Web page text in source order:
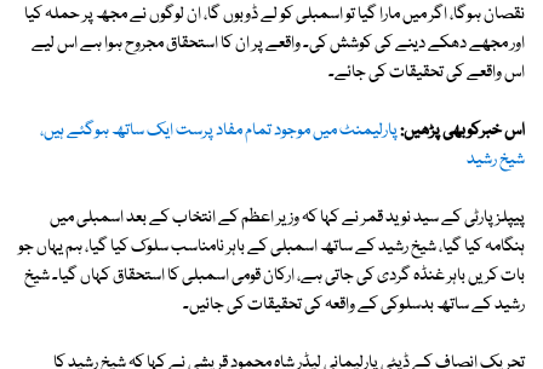
نقصان ہوگا، اگر میں مارا گیا تو اسمبلی کو لے ڈوبوں گا، ان لوگوں نے مجھ پر حملہ کیا
اور مجھے دھکے دینے کی کوشش کی۔ واقعے پر ان کا استحقاق مجروح ہوا ہے اس لیے
اس واقعے کی تحقیقات کی جائے۔
اس خبرکوبھی پڑھیں:پارلیمنٹ میں موجود تمام مفاد پرست ایک ساتھ ہوگئے ہیں،
شیخ رشید
پیپلز پارٹی کے سید نوید قمر نے کہا کہ وزیر اعظم کے انتخاب کے بعد اسمبلی میں
ہنگامہ کیا گیا، شیخ رشید کے ساتھ اسمبلی کے باہر نامناسب سلوک کیا گیا، ہم یہاں جو
بات کریں باہر غنڈہ گردی کی جاتی ہے، ارکان قومی اسمبلی کا استحقاق کہاں گیا۔ شیخ
رشید کے ساتھ بدسلوکی کے واقعہ کی تحقیقات کی جائیں۔
تحریک انصاف کے ڈپٹی پارلیمانی لیڈر شاہ محمود قریشی نے کہا کہ شیخ رشید کا